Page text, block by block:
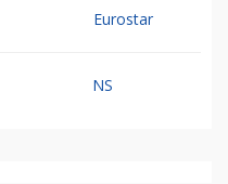
Eurostar
NS